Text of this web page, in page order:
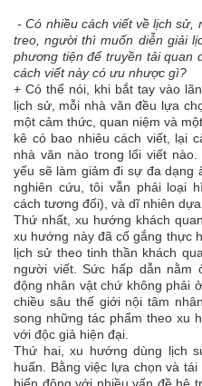
- Có nhiều cách viết về lịch sử,
treo, người thì muốn diễn giải
phương tiện để truyền tải quan
cách viết này có ưu nhược gì?
+ Có thể nói, khi bắt tay vào
lịch sử, mỗi nhà văn đều lựa
một cảm thức, quan niệm và
kê có bao nhiêu cách viết, lại
nhà văn nào trong lối viết
yếu sẽ làm giảm đi sự đa dạng
nghiên cứu, tôi vẫn phải loại
cách tương đối), và dĩ nhiên
Thứ nhất, xu hướng khách
xu hướng này đã cố gắng thực
lịch sử theo tinh thần khách
người viết. Sức hấp dẫn nằm
động nhân vật chứ không phải
chiều sâu thế giới nội tâm
song những tác phẩm theo xu
với độc giả hiện đại.
Thứ hai, xu hướng dùng lịch
huấn. Bằng việc lựa chọn và